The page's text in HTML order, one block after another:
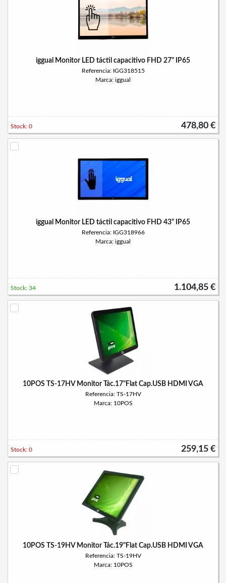
iggual Monitor LED táctil capacitivo FHD 27" IP65
Referencia: IGG318515
Marca: iggual
478,80 €
Stock: 0
iggual Monitor LED táctil capacitivo FHD 43" IP65
Referencia: IGG318966
Marca: iggual
1.104,85 €
Stock: 34
10POS TS-17HV Monitor Tác.17"Flat Cap.USB HDMI VGA
Referencia: TS-17HV
Marca: 10POS
259,15 €
Stock: 0
10POS TS-19HV Monitor Tác.19"Flat Cap.USB HDMI VGA
Referencia: TS-19HV
Marca: 10POS